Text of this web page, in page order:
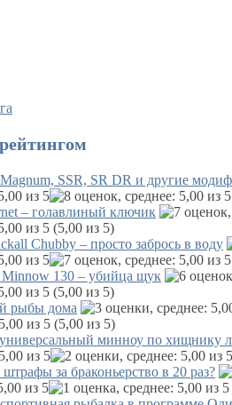
SSR, SR DR и другие
– голавлиный ключик
(5,00 из 5)
Chubby – просто забрось в воду
130 – убийца щук
(5,00 из 5)
рыбы дома
(5,00 из 5)
минноу по хищнику
за браконьерство в 20 раз?